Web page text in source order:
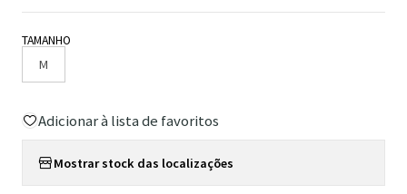
TAMANHO
M
Adicionar à lista de favoritos
Mostrar stock das localizações